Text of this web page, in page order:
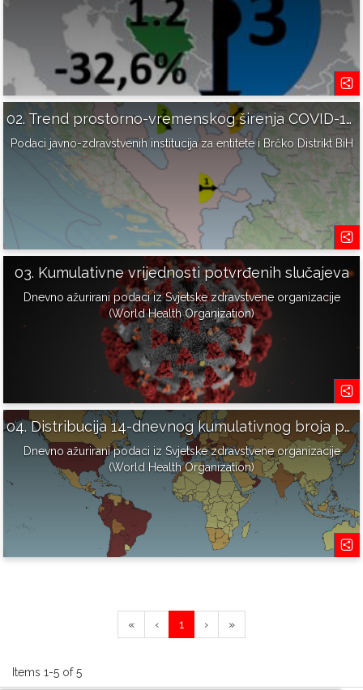
02. Trend prostorno-vremenskog širenja COVID-19 u BiH
Podaci javno-zdravstvenih institucija za entitete i Brčko Distrikt BiH
03. Kumulativne vrijednosti potvrđenih slučajeva
Dnevno ažurirani podaci iz Svjetske zdravstvene organizacije
(World Health Organization)
04. Distribucija 14-dnevnog kumulativnog broja potvrđenih slučajeva na 100.000 stanovnika
Dnevno ažurirani podaci iz Svjetske zdravstvene organizacije
(World Health Organization)
« ‹ 1 › »
Items 1-5 of 5